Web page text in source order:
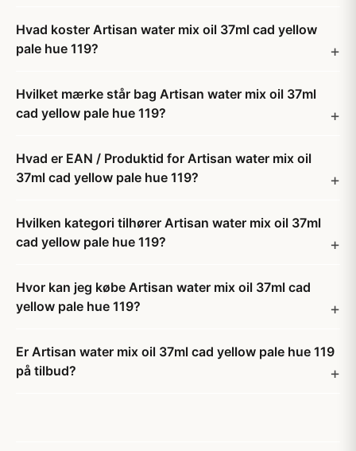
Hvad koster Artisan water mix oil 37ml cad yellow
pale hue 119?
Hvilket mærke står bag Artisan water mix oil 37ml
cad yellow pale hue 119?
Hvad er EAN / Produktid for Artisan water mix oil
37ml cad yellow pale hue 119?
Hvilken kategori tilhører Artisan water mix oil 37ml
cad yellow pale hue 119?
Hvor kan jeg købe Artisan water mix oil 37ml cad
yellow pale hue 119?
Er Artisan water mix oil 37ml cad yellow pale hue 119
på tilbud?